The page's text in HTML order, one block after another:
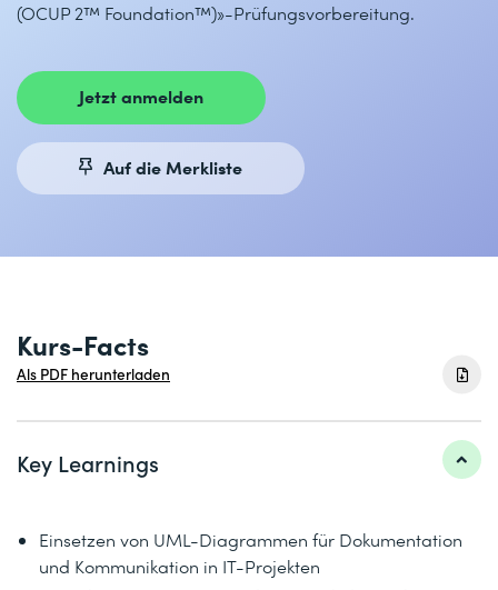
(OCUP 2™ Foundation™)»-Prüfungsvorbereitung.
Jetzt anmelden
Auf die Merkliste
Kurs-Facts
Als PDF herunterladen
Key Learnings
Einsetzen von UML-Diagrammen für Dokumentation
und Kommunikation in IT-Projekten